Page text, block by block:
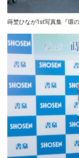
蒔埜ひなが1st写真集『環